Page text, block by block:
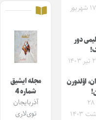
شنبه ۱۷ شهریور
دور
اؤلدورن
جمعه ۲۸
۱۴۰۳
مجله ایشیق
شماره 4
آذربایجان
توی‌لاری